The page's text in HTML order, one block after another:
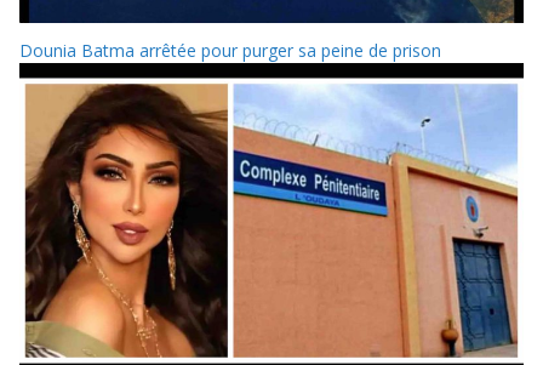
Dounia Batma arrêtée pour purger sa peine de prison